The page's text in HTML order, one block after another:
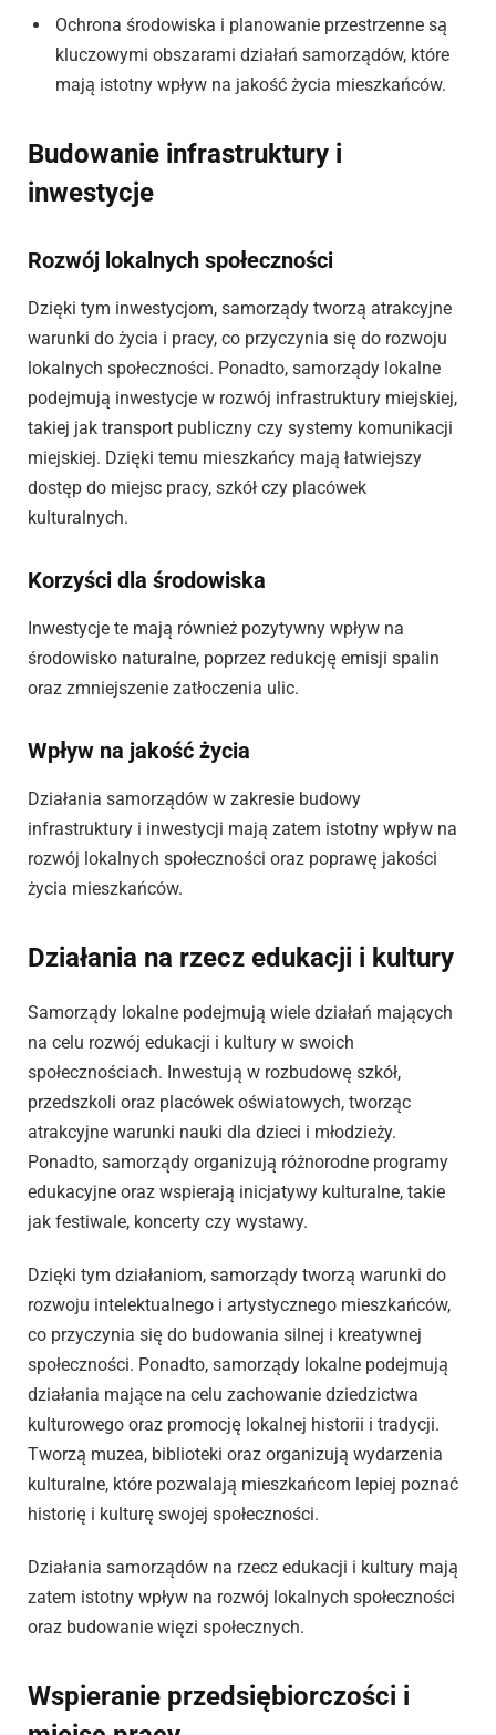
Ochrona środowiska i planowanie przestrzenne są
kluczowymi obszarami działań samorządów, które
mają istotny wpływ na jakość życia mieszkańców.
Budowanie infrastruktury i
inwestycje
Rozwój lokalnych społeczności
Dzięki tym inwestycjom, samorządy tworzą atrakcyjne
warunki do życia i pracy, co przyczynia się do rozwoju
lokalnych społeczności. Ponadto, samorządy lokalne
podejmują inwestycje w rozwój infrastruktury miejskiej,
takiej jak transport publiczny czy systemy komunikacji
miejskiej. Dzięki temu mieszkańcy mają łatwiejszy
dostęp do miejsc pracy, szkół czy placówek
kulturalnych.
Korzyści dla środowiska
Inwestycje te mają również pozytywny wpływ na
środowisko naturalne, poprzez redukcję emisji spalin
oraz zmniejszenie zatłoczenia ulic.
Wpływ na jakość życia
Działania samorządów w zakresie budowy
infrastruktury i inwestycji mają zatem istotny wpływ na
rozwój lokalnych społeczności oraz poprawę jakości
życia mieszkańców.
Działania na rzecz edukacji i kultury
Samorządy lokalne podejmują wiele działań mających
na celu rozwój edukacji i kultury w swoich
społecznościach. Inwestują w rozbudowę szkół,
przedszkoli oraz placówek oświatowych, tworząc
atrakcyjne warunki nauki dla dzieci i młodzieży.
Ponadto, samorządy organizują różnorodne programy
edukacyjne oraz wspierają inicjatywy kulturalne, takie
jak festiwale, koncerty czy wystawy.
Dzięki tym działaniom, samorządy tworzą warunki do
rozwoju intelektualnego i artystycznego mieszkańców,
co przyczynia się do budowania silnej i kreatywnej
społeczności. Ponadto, samorządy lokalne podejmują
działania mające na celu zachowanie dziedzictwa
kulturowego oraz promocję lokalnej historii i tradycji.
Tworzą muzea, biblioteki oraz organizują wydarzenia
kulturalne, które pozwalają mieszkańcom lepiej poznać
historię i kulturę swojej społeczności.
Działania samorządów na rzecz edukacji i kultury mają
zatem istotny wpływ na rozwój lokalnych społeczności
oraz budowanie więzi społecznych.
Wspieranie przedsiębiorczości i